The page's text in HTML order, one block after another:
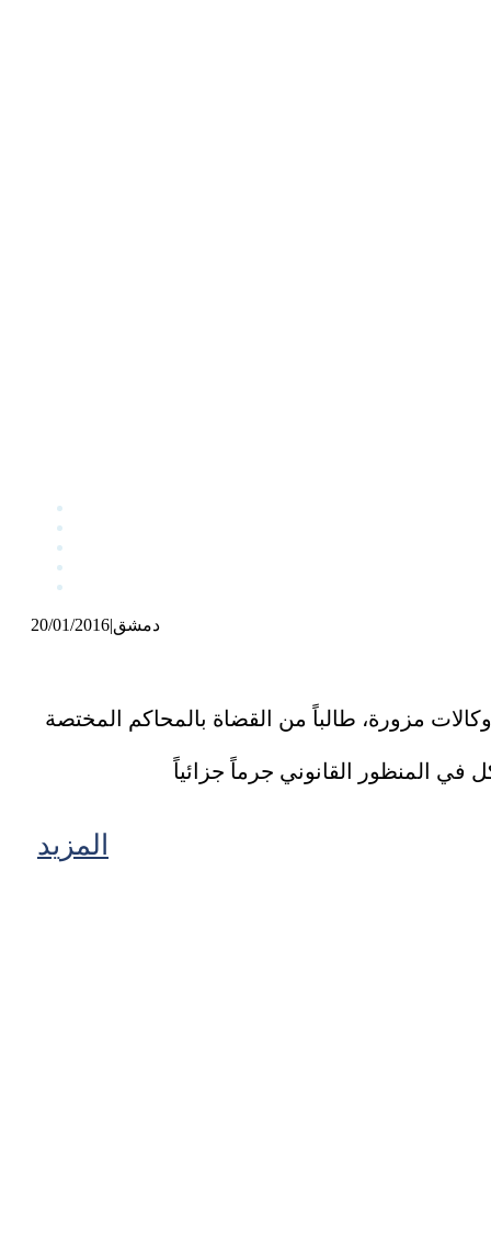
20/01/2016|دمشق
مزورة، طالباً من القضاة بالمحاكم المختصة
المزيد